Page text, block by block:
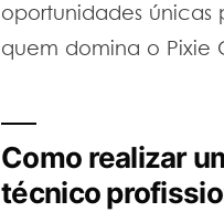
oportunidades únicas
quem domina o Pixie
Como realizar
técnico